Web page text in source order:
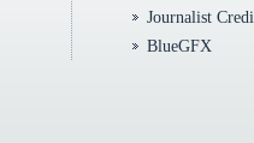
Journalist
BlueGFX